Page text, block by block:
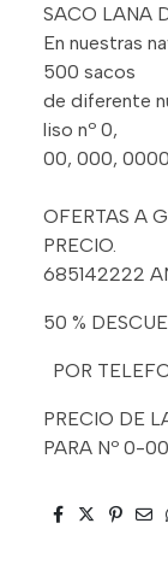
SACO LANA
En nuestras
500 sacos
de diferente
liso nº 0,
00, 000,
OFERTAS A
PRECIO.
685142222
50 %
POR
PRECIO DE
PARA Nº 0-